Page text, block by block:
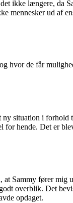
ikke længere, da
mennesker ud af
hvor de får
situation i forhold
hende. Det er
Sammy fører mig
overblik. Det
opdaget.